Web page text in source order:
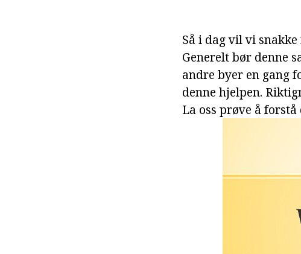
Så i dag vil vi
Generelt bør denne
andre byer en gang
denne hjelpen.
La oss prøve å